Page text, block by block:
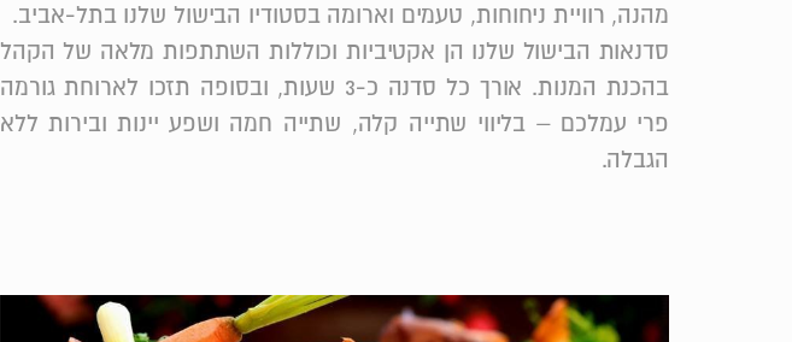
מהנה, רוויית ניחוחות, טעמים וארומה בסטודיו הבישול שלנו בתל-אביב.
סדנאות הבישול שלנו הן אקטיביות וכוללות השתתפות מלאה של הקהל
בהכנת המנות. אורך כל סדנה כ-3 שעות, ובסופה תזכו לארוחת גורמה
פרי עמלכם – בליווי שתייה קלה, שתייה חמה ושפע יינות ובירות ללא
הגבלה.